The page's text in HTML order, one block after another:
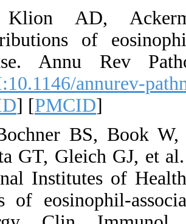
12. Klion
disease.
[DOI:10.1146/
[PMID
13. Bochner
Furuta GT,
national
needs of